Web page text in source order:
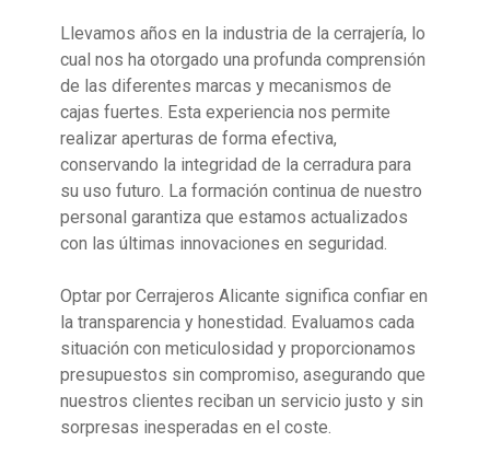
Llevamos años en la industria de la cerrajería, lo
cual nos ha otorgado una profunda comprensión
de las diferentes marcas y mecanismos de
cajas fuertes. Esta experiencia nos permite
realizar aperturas de forma efectiva,
conservando la integridad de la cerradura para
su uso futuro. La formación continua de nuestro
personal garantiza que estamos actualizados
con las últimas innovaciones en seguridad.
Optar por Cerrajeros Alicante significa confiar en
la transparencia y honestidad. Evaluamos cada
situación con meticulosidad y proporcionamos
presupuestos sin compromiso, asegurando que
nuestros clientes reciban un servicio justo y sin
sorpresas inesperadas en el coste.